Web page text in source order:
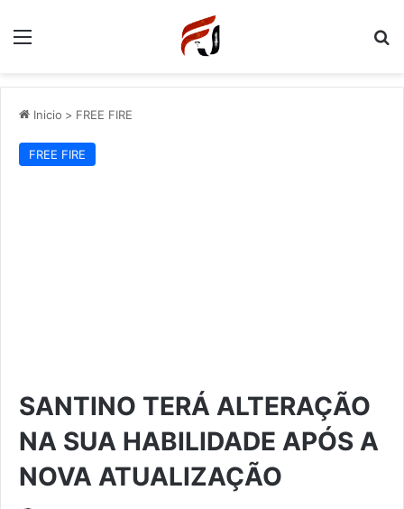
Menu
Inicio > FREE FIRE
FREE FIRE
SANTINO TERÁ ALTERAÇÃO
NA SUA HABILIDADE APÓS A
NOVA ATUALIZAÇÃO